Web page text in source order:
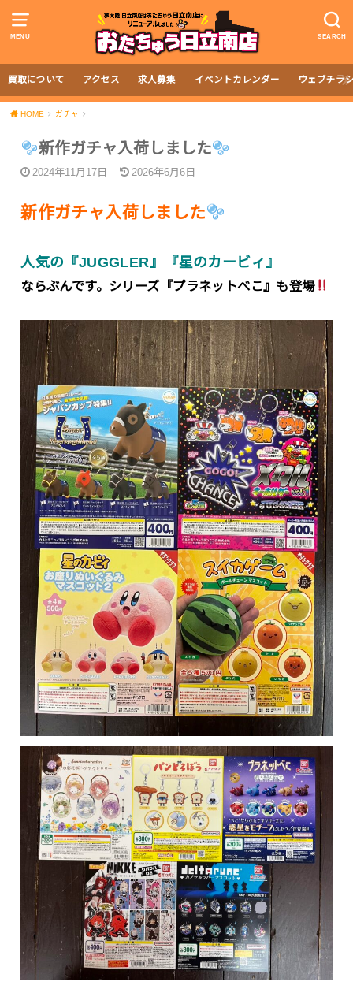
MENU SEARCH
買取について アクセス 求人募集 イベントカレンダー ウェブチラ
HOME ガチャ
新作ガチャ入荷しました
2024年11月17日 2026年6月6日
新作ガチャ入荷しました
人気の『JUGGLER』『星のカービィ』
ならぶんです。シリーズ『プラネットべこ』も登場